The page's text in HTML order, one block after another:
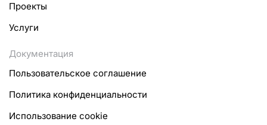
Проекты
Услуги
Документация
Пользовательское соглашение
Политика конфиденциальности
Использование cookie